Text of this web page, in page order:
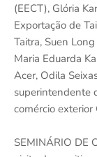
(EECT), Glória
Exportação de
Taitra, Suen
Maria Eduarda
Acer, Odila
superintendente
comércio exterior
SEMINÁRIO DE